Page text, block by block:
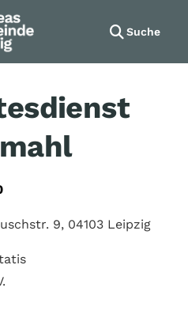
Suche
9, 04103 Leipzig